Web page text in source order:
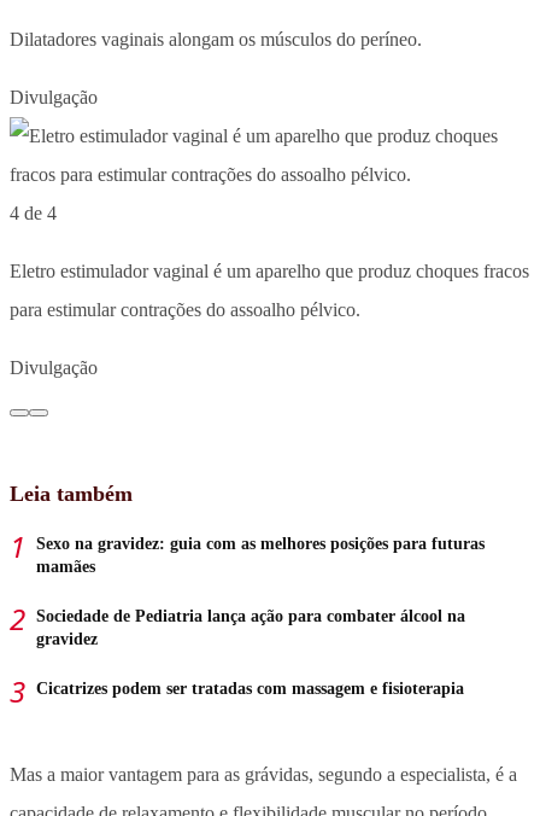
Dilatadores vaginais alongam os músculos do períneo.
Divulgação
4 de 4
Eletro estimulador vaginal é um aparelho que produz choques fracos
para estimular contrações do assoalho pélvico.
Divulgação
Leia também
Sexo na gravidez: guia com as melhores posições para futuras
mamães
Sociedade de Pediatria lança ação para combater álcool na
gravidez
Cicatrizes podem ser tratadas com massagem e fisioterapia
Mas a maior vantagem para as grávidas, segundo a especialista, é a